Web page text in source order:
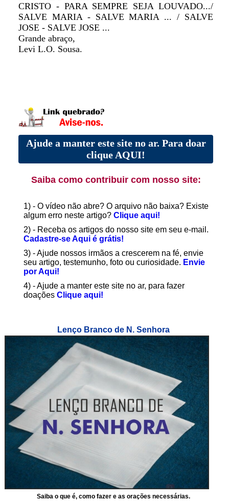
CRISTO - PARA SEMPRE SEJA LOUVADO.../
SALVE MARIA - SALVE MARIA ... / SALVE
JOSE - SALVE JOSE ...
Grande abraço,
Levi L.O. Sousa.
Ajude a manter este site no ar. Para doar
clique AQUI!
Saiba como contribuir com nosso site:
1) - O vídeo não abre? O arquivo não baixa? Existe
algum erro neste artigo? Clique aqui!
2) - Receba os artigos do nosso site em seu e-mail.
Cadastre-se Aqui é grátis!
3) - Ajude nossos irmãos a crescerem na fé, envie
seu artigo, testemunho, foto ou curiosidade. Envie
por Aqui!
4) - Ajude a manter este site no ar, para fazer
doações Clique aqui!
Lenço Branco de N. Senhora
Saiba o que é, como fazer e as orações necessárias.